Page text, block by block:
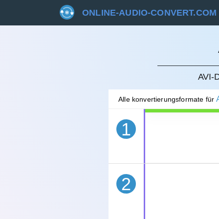
ONLINE-AUDIO-CONVERT.COM
AVI-
Alle konvertierungsformate für
1
2